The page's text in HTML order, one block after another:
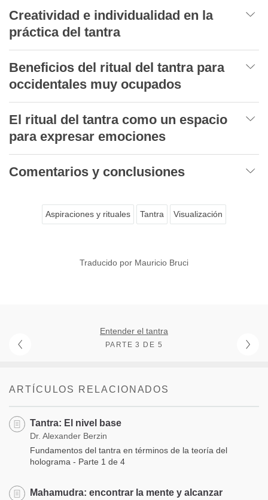
Creatividad e individualidad en la
práctica del tantra
Beneficios del ritual del tantra para
occidentales muy ocupados
El ritual del tantra como un espacio
para expresar emociones
Comentarios y conclusiones
Aspiraciones y rituales Tantra Visualización
Traducido por Mauricio Bruci
Entender el tantra
PARTE 3 DE 5
ARTÍCULOS RELACIONADOS
Tantra: El nivel base
Dr. Alexander Berzin
Fundamentos del tantra en términos de la teoría del
holograma - Parte 1 de 4
Mahamudra: encontrar la mente y alcanzar